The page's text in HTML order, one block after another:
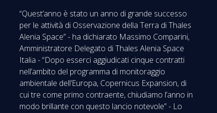
“Quest’anno è stato un anno di grande successo
per le attività di Osservazione della Terra di Thales
Alenia Space” - ha dichiarato Massimo Comparini,
Amministratore Delegato di Thales Alenia Space
Italia - “Dopo esserci aggiudicati cinque contratti
nell’ambito del programma di monitoraggio
ambientale dell’Europa, Copernicus Expansion, di
cui tre come primo contraente, chiudiamo l’anno in
modo brillante con questo lancio notevole” - Lo